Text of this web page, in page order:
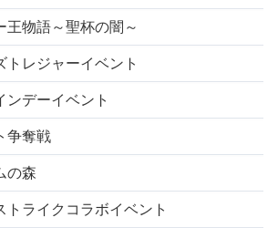
王物語～聖杯の闇～
トレジャーイベント
ンデーイベント
争奪戦
の森
トライクコラボイベント